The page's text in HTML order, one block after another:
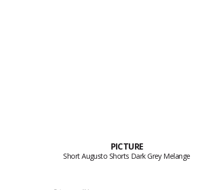
PICTURE
Short Augusto Shorts Dark Grey Melange